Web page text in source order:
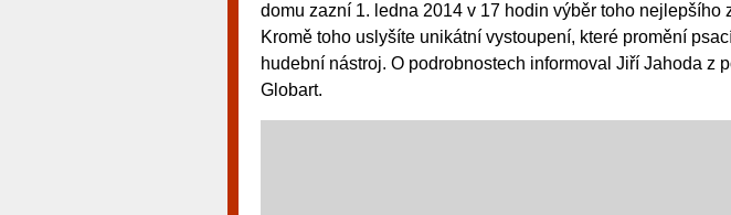
domu zazní 1. ledna 2014 v 17 hodin výběr toho nejlepšího
Kromě toho uslyšíte unikátní vystoupení, které promění
hudební nástroj. O podrobnostech informoval Jiří Jahoda z
Globart.
metropoli naleznete
rulety až po moderní
návštěvníky, tak pro příležitostné hráče. V...